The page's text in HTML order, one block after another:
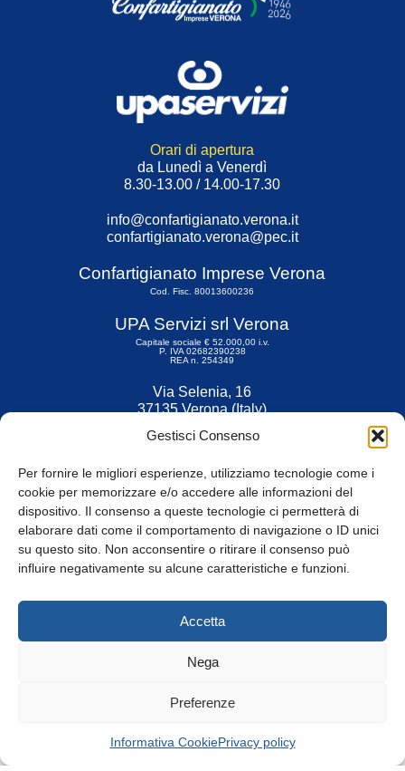
Gestisci Consenso
Per fornire le migliori esperienze, utilizziamo tecnologie come i
cookie per memorizzare e/o accedere alle informazioni del
dispositivo. Il consenso a queste tecnologie ci permetterà di
elaborare dati come il comportamento di navigazione o ID unici
su questo sito. Non acconsentire o ritirare il consenso può
influire negativamente su alcune caratteristiche e funzioni.
Accetta
Nega
Preferenze
Informativa CookiePrivacy policy
Orari di apertura
da Lunedì a Venerdì
8.30-13.00 / 14.00-17.30
info@confartigianato.verona.it
confartigianato.verona@pec.it
Confartigianato Imprese Verona
Cod. Fisc. 80013600236
UPA Servizi srl Verona
Capitale sociale € 52.000,00 i.v.
P. IVA 02682390238
REA n. 254349
Via Selenia, 16
37135 Verona (Italy)
Fax 045 9211599
© Tutti i diritti riservati